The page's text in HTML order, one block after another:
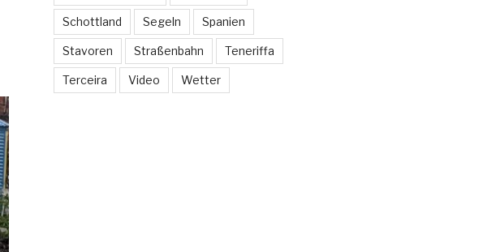
Schottland Segeln Spanien
Stavoren Straßenbahn Teneriffa
Terceira Video Wetter